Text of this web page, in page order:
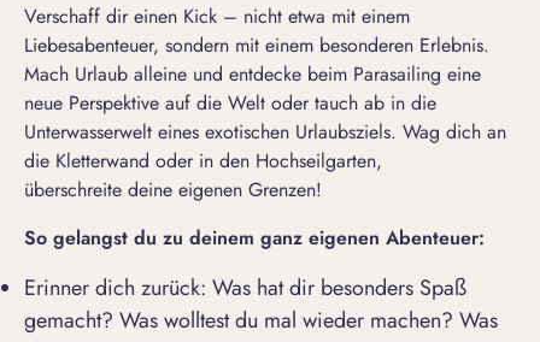
Verschaff dir einen Kick – nicht etwa mit einem
Liebesabenteuer, sondern mit einem besonderen Erlebnis.
Mach Urlaub alleine und entdecke beim Parasailing eine
neue Perspektive auf die Welt oder tauch ab in die
Unterwasserwelt eines exotischen Urlaubsziels. Wag dich an
die Kletterwand oder in den Hochseilgarten,
überschreite deine eigenen Grenzen!
So gelangst du zu deinem ganz eigenen Abenteuer:
Erinner dich zurück: Was hat dir besonders Spaß
gemacht? Was wolltest du mal wieder machen? Was